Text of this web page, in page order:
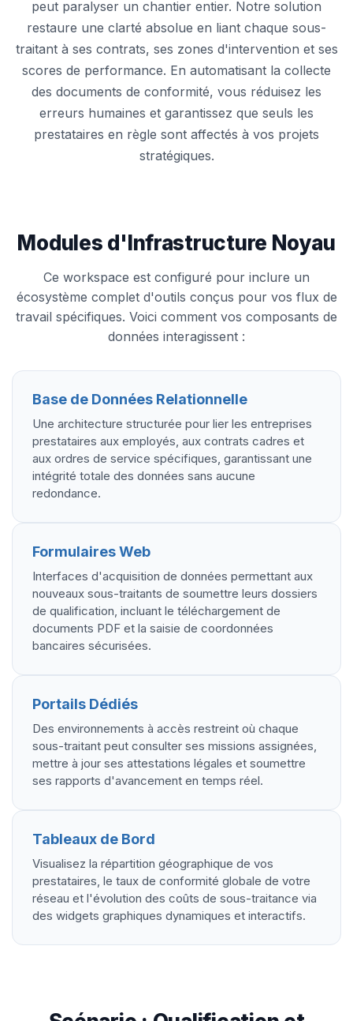
peut paralyser un chantier entier. Notre solution
restaure une clarté absolue en liant chaque sous-
traitant à ses contrats, ses zones d'intervention et ses
scores de performance. En automatisant la collecte
des documents de conformité, vous réduisez les
erreurs humaines et garantissez que seuls les
prestataires en règle sont affectés à vos projets
stratégiques.
Modules d'Infrastructure Noyau
Ce workspace est configuré pour inclure un
écosystème complet d'outils conçus pour vos flux de
travail spécifiques. Voici comment vos composants de
données interagissent :
Base de Données Relationnelle
Une architecture structurée pour lier les entreprises
prestataires aux employés, aux contrats cadres et
aux ordres de service spécifiques, garantissant une
intégrité totale des données sans aucune
redondance.
Formulaires Web
Interfaces d'acquisition de données permettant aux
nouveaux sous-traitants de soumettre leurs dossiers
de qualification, incluant le téléchargement de
documents PDF et la saisie de coordonnées
bancaires sécurisées.
Portails Dédiés
Des environnements à accès restreint où chaque
sous-traitant peut consulter ses missions assignées,
mettre à jour ses attestations légales et soumettre
ses rapports d'avancement en temps réel.
Tableaux de Bord
Visualisez la répartition géographique de vos
prestataires, le taux de conformité globale de votre
réseau et l'évolution des coûts de sous-traitance via
des widgets graphiques dynamiques et interactifs.